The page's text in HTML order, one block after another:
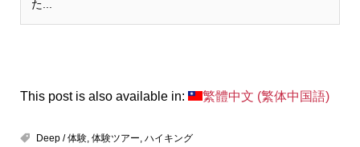
た...
This post is also available in: 繁體中文 (繁体中国語)
Deep / 体験, 体験ツアー, ハイキング